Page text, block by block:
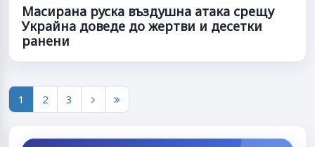
Масирана руска въздушна атака срещу
Украйна доведе до жертви и десетки
ранени
1 2 3